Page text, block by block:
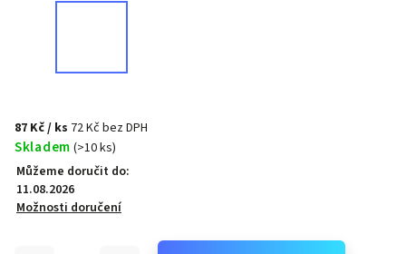
87 Kč/ ks 72 Kč bez DPH
Skladem (>10 ks)
Můžeme doručit do:
11.08.2026
Možnosti doručení